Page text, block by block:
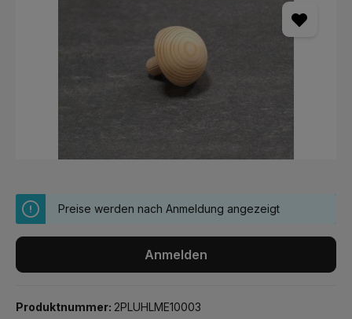
Preise werden nach Anmeldung angezeigt
Anmelden
Produktnummer: 2PLUHLME10003